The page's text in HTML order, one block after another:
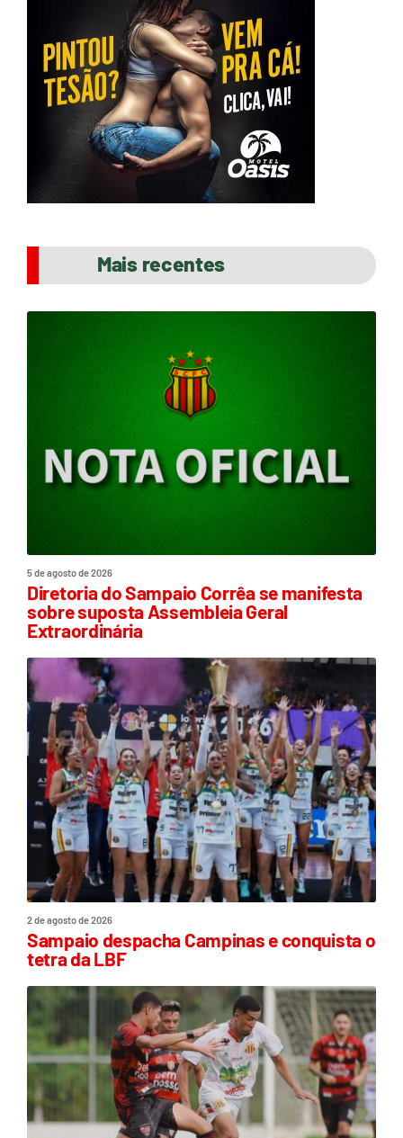
Mais recentes
5 de agosto de 2026
Diretoria do Sampaio Corrêa se manifesta
sobre suposta Assembleia Geral
Extraordinária
2 de agosto de 2026
Sampaio despacha Campinas e conquista o
tetra da LBF